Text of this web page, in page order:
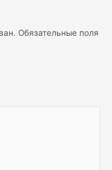
Обязательные поля